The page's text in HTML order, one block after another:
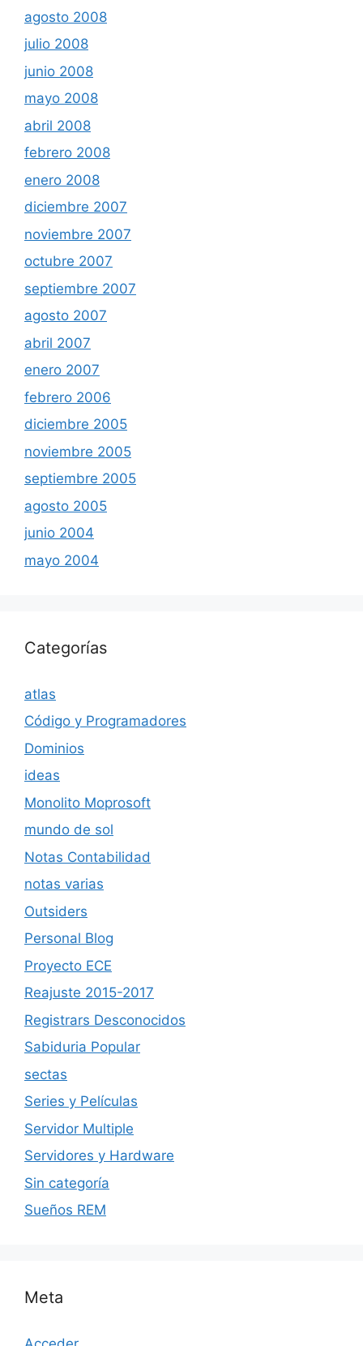
agosto 2008
julio 2008
junio 2008
mayo 2008
abril 2008
febrero 2008
enero 2008
diciembre 2007
noviembre 2007
octubre 2007
septiembre 2007
agosto 2007
abril 2007
enero 2007
febrero 2006
diciembre 2005
noviembre 2005
septiembre 2005
agosto 2005
junio 2004
mayo 2004
Categorías
atlas
Código y Programadores
Dominios
ideas
Monolito Moprosoft
mundo de sol
Notas Contabilidad
notas varias
Outsiders
Personal Blog
Proyecto ECE
Reajuste 2015-2017
Registrars Desconocidos
Sabiduria Popular
sectas
Series y Películas
Servidor Multiple
Servidores y Hardware
Sin categoría
Sueños REM
Meta